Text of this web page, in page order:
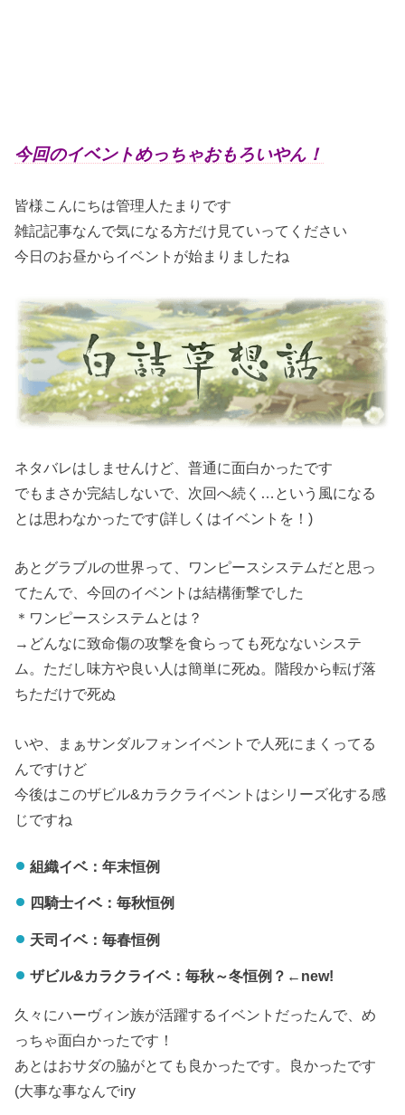
今回のイベントめっちゃおもろいやん！
皆様こんにちは管理人たまりです
雑記記事なんで気になる方だけ見ていってください
今日のお昼からイベントが始まりましたね
ネタバレはしませんけど、普通に面白かったです
でもまさか完結しないで、次回へ続く…という風になる
とは思わなかったです(詳しくはイベントを！)
あとグラブルの世界って、ワンピースシステムだと思っ
てたんで、今回のイベントは結構衝撃でした
＊ワンピースシステムとは？
→どんなに致命傷の攻撃を食らっても死なないシステ
ム。ただし味方や良い人は簡単に死ぬ。階段から転げ落
ちただけで死ぬ
いや、まぁサンダルフォンイベントで人死にまくってる
んですけど
今後はこのザビル&カラクライベントはシリーズ化する感
じですね
組織イベ：年末恒例
四騎士イベ：毎秋恒例
天司イベ：毎春恒例
ザビル&カラクライベ：毎秋～冬恒例？←new!
久々にハーヴィン族が活躍するイベントだったんで、め
っちゃ面白かったです！
あとはおサダの脇がとても良かったです。良かったです
(大事な事なんでiry